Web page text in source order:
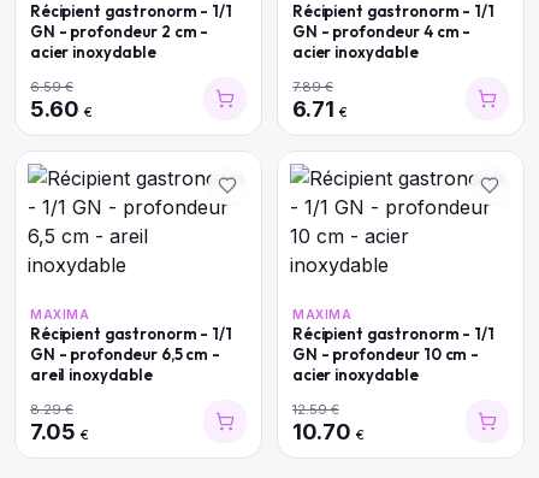
Récipient gastronorm - 1/1
GN - profondeur 2 cm -
acier inoxydable
6.59€
5.60 €
Récipient gastronorm - 1/1
GN - profondeur 4 cm -
acier inoxydable
7.89€
6.71 €
MAXIMA
Récipient gastronorm - 1/1
GN - profondeur 6,5 cm -
areil inoxydable
8.29€
7.05 €
MAXIMA
Récipient gastronorm - 1/1
GN - profondeur 10 cm -
acier inoxydable
12.59€
10.70 €